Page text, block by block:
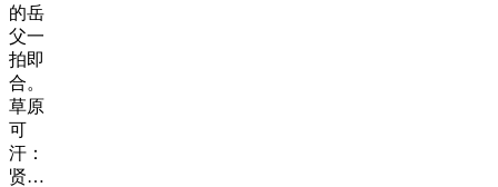
的岳
父一
拍即
合。
草原
可
汗：
贤…